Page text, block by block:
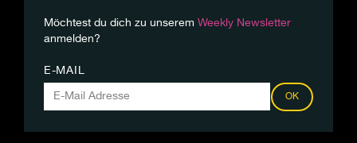
Möchtest du dich zu unserem Weekly Newsletter
anmelden?
E-MAIL
OK